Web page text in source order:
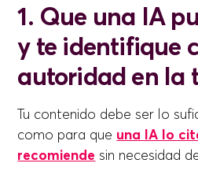
1. Que una IA
y te identifique
autoridad en la
Tu contenido debe ser lo
como para que una IA lo
recomiende sin necesidad